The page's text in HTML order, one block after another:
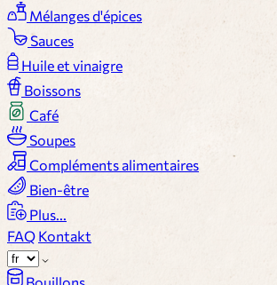
Mélanges d'épices
Sauces
Huile et vinaigre
Boissons
Café
Soupes
Compléments alimentaires
Bien-être
Plus...
FAQ Kontakt